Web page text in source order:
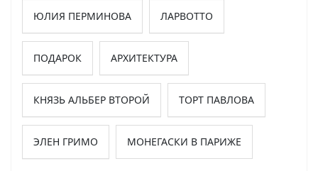
ЮЛИЯ ПЕРМИНОВА ЛАРВОТТО
ПОДАРОК АРХИТЕКТУРА
КНЯЗЬ АЛЬБЕР ВТОРОЙ ТОРТ ПАВЛОВА
ЭЛЕН ГРИМО МОНЕГАСКИ В ПАРИЖЕ